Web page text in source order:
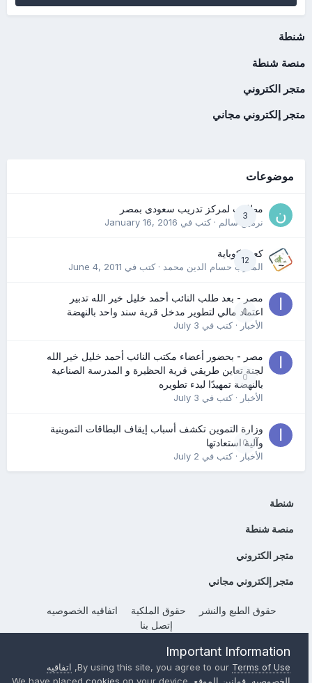
شنطة
منصة شنطة
متجر الكتروني
متجر إلكتروني مجاني
موضوعات
3
مطلوب لمركز تدريب سعودى بمصر
نرمين سالم· كتب في January 16, 2016
12
كعب كوباية
المدرب حسام الدين محمد· كتب في June 4, 2011
0
مصر - بعد طلب النائب أحمد خليل خير الله تدبير
اعتماد مالي لتطوير مدخل قرية سند واحد بالنهضة
الأخبار· كتب في July 3
0
مصر - بحضور أعضاء مكتب النائب أحمد خليل خير الله
لجنة تعاين طريقي قرية الحظيرة و المدرسة الصناعية
بالنهضة تمهيدًا لبدء تطويره
الأخبار· كتب في July 3
0
وزارة التموين تكشف أسباب إيقاف البطاقات التموينية
وآلية استعادتها
الأخبار· كتب في July 2
شنطة
منصة شنطة
متجر الكتروني
متجر إلكتروني مجاني
حقوق الطبع والنشر حقوق الملكية
اتفاقيه الخصوصيه
إتصل بنا
Important Information
By using this site, you agree to ourTerms of Use
, اتفاقيه